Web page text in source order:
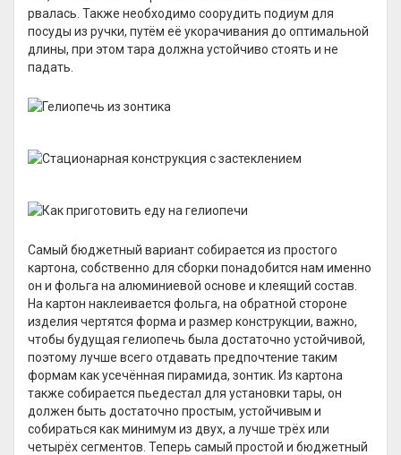
рвалась. Также необходимо соорудить подиум для
посуды из ручки, путём её укорачивания до оптимальной
длины, при этом тара должна устойчиво стоять и не
падать.
Самый бюджетный вариант собирается из простого
картона, собственно для сборки понадобится нам именно
он и фольга на алюминиевой основе и клеящий состав.
На картон наклеивается фольга, на обратной стороне
изделия чертятся форма и размер конструкции, важно,
чтобы будущая гелиопечь была достаточно устойчивой,
поэтому лучше всего отдавать предпочтение таким
формам как усечённая пирамида, зонтик. Из картона
также собирается пьедестал для установки тары, он
должен быть достаточно простым, устойчивым и
собираться как минимум из двух, а лучше трёх или
четырёх сегментов. Теперь самый простой и бюджетный